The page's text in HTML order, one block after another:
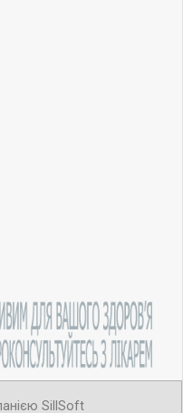
SillSoft